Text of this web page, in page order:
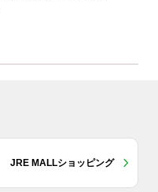
JRE MALLショッピング